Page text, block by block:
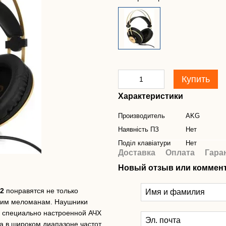
понравятся не только
меломанам. Наушники
настроенной АЧХ
в широком диапазоне частот.
Купить
Характеристики
Производитель
AKG
Наявність ПЗ
Нет
Поділ клавіатури
Нет
Доставка Оплата
Новый отзыв или